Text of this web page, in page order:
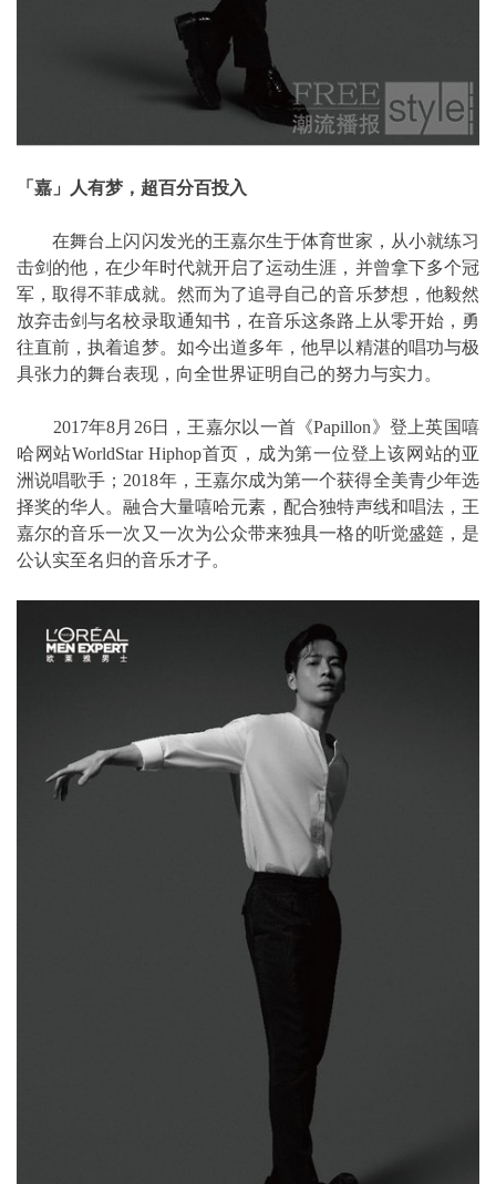
「嘉」人有梦，超百分百投入
在舞台上闪闪发光的王嘉尔生于体育世家，从小就练习
击剑的他，在少年时代就开启了运动生涯，并曾拿下多个冠
军，取得不菲成就。然而为了追寻自己的音乐梦想，他毅然
放弃击剑与名校录取通知书，在音乐这条路上从零开始，勇
往直前，执着追梦。如今出道多年，他早以精湛的唱功与极
具张力的舞台表现，向全世界证明自己的努力与实力。
2017年8月26日，王嘉尔以一首《Papillon》登上英国嘻
哈网站WorldStar Hiphop首页，成为第一位登上该网站的亚
洲说唱歌手；2018年，王嘉尔成为第一个获得全美青少年选
择奖的华人。融合大量嘻哈元素，配合独特声线和唱法，王
嘉尔的音乐一次又一次为公众带来独具一格的听觉盛筵，是
公认实至名归的音乐才子。